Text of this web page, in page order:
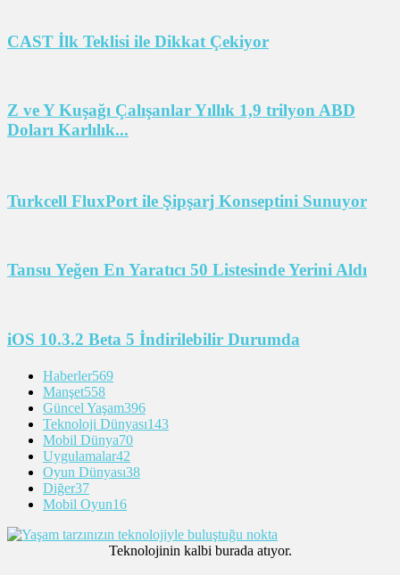
CAST İlk Teklisi ile Dikkat Çekiyor
Z ve Y Kuşağı Çalışanlar Yıllık 1,9 trilyon ABD
Doları Karlılık...
Turkcell FluxPort ile Şipşarj Konseptini Sunuyor
Tansu Yeğen En Yaratıcı 50 Listesinde Yerini Aldı
iOS 10.3.2 Beta 5 İndirilebilir Durumda
Haberler569
Manşet558
Güncel Yaşam396
Teknoloji Dünyası143
Mobil Dünya70
Uygulamalar42
Oyun Dünyası38
Diğer37
Mobil Oyun16
Teknolojinin kalbi burada atıyor.